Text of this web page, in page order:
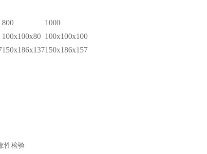
800
1000
100x100x80 100x100x100
150x186x137150x186x157